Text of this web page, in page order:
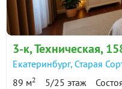
в продаже
Показать всю историю:
3-к, Техническая,
Екатеринбург, Старая
89 м2 5/25 этаж